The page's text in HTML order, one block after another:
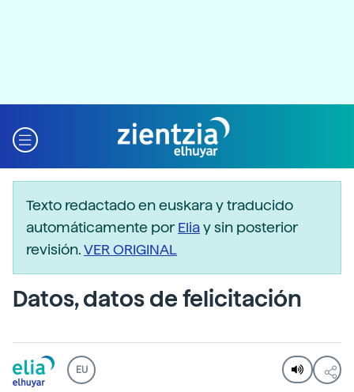
Texto redactado en euskara y traducido
automáticamente porEliay sin posterior
revisión.VER ORIGINAL
Datos, datos de felicitación
EU